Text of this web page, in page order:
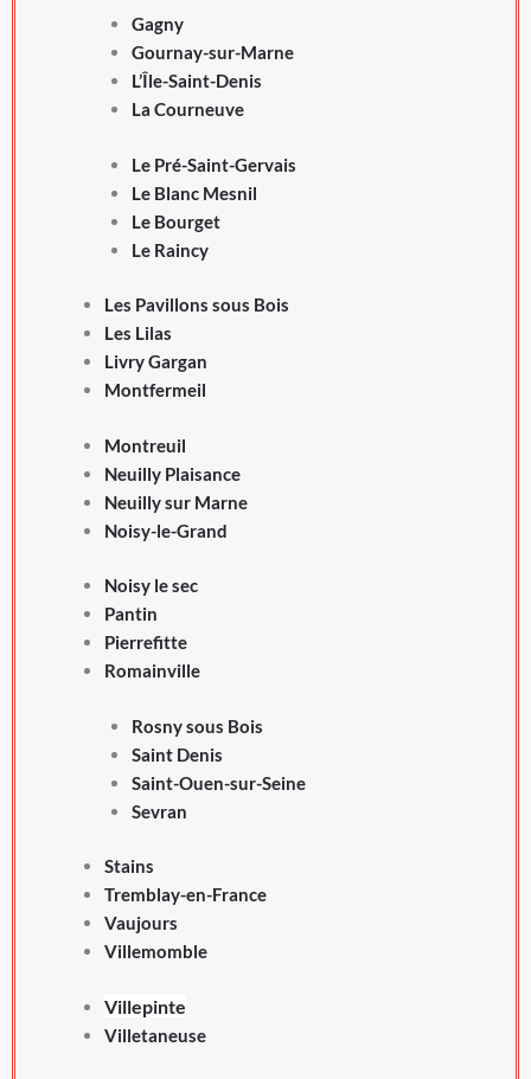
Gagny
Gournay-sur-Marne
L’Île-Saint-Denis
La Courneuve
Le Pré-Saint-Gervais
Le Blanc Mesnil
Le Bourget
Le Raincy
Les Pavillons sous Bois
Les Lilas
Livry Gargan
Montfermeil
Montreuil
Neuilly Plaisance
Neuilly sur Marne
Noisy-le-Grand
Noisy le sec
Pantin
Pierrefitte
Romainville
Rosny sous Bois
Saint Denis
Saint-Ouen-sur-Seine
Sevran
Stains
Tremblay-en-France
Vaujours
Villemomble
Villepinte
Villetaneuse